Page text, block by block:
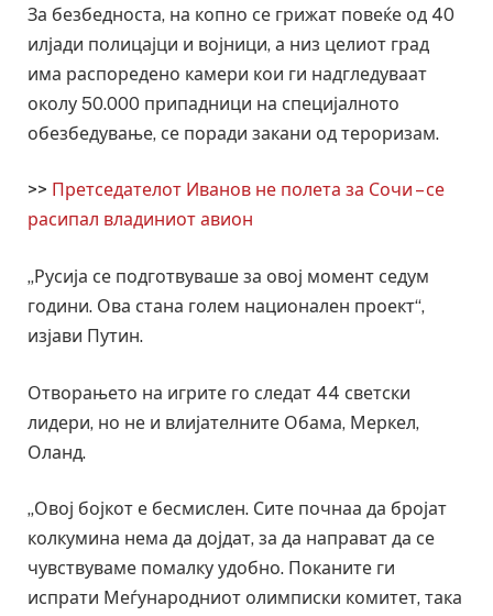
За безбедноста, на копно се грижат повеќе од 40
илјади полицајци и војници, а низ целиот град
има распоредено камери кои ги надгледуваат
околу 50.000 припадници на специјалното
обезбедување, се поради закани од тероризам.
>> Претседателот Иванов не полета за Сочи – се
расипал владиниот авион
„Русија се подготвуваше за овој момент седум
години. Ова стана голем национален проект“,
изјави Путин.
Отворањето на игрите го следат 44 светски
лидери, но не и влијателните Обама, Меркел,
Оланд.
„Овој бојкот е бесмислен. Сите почнаа да бројат
колкумина нема да дојдат, за да направат да се
чувствуваме помалку удобно. Поканите ги
испрати Меѓународниот олимписки комитет, така